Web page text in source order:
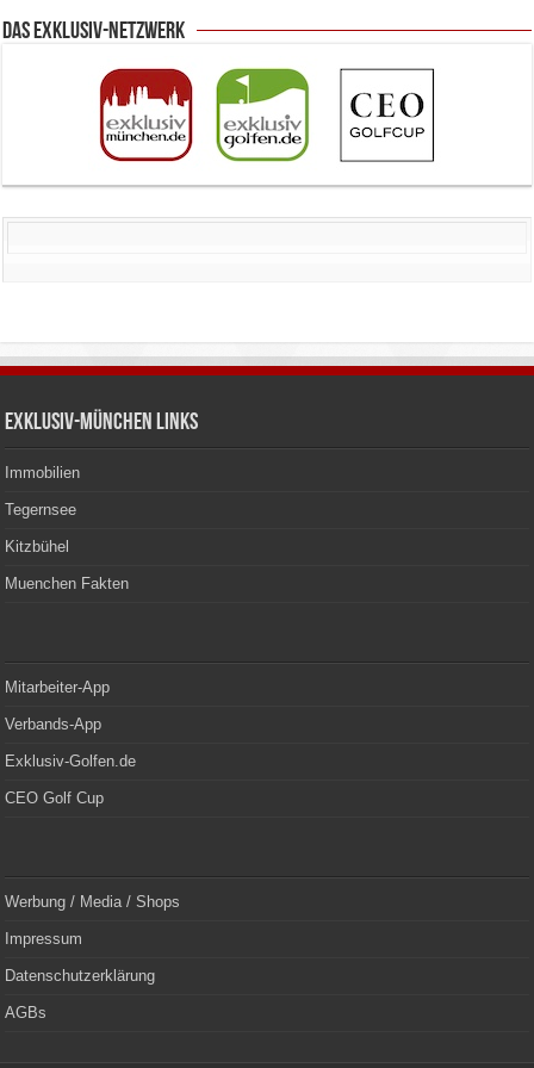
Das Exklusiv-Netzwerk
Exklusiv-München Links
Immobilien
Tegernsee
Kitzbühel
Muenchen Fakten
Mitarbeiter-App
Verbands-App
Exklusiv-Golfen.de
CEO Golf Cup
Werbung / Media / Shops
Impressum
Datenschutzerklärung
AGBs